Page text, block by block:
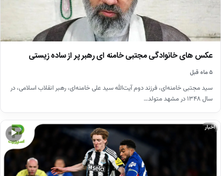
عکس های خانوادگی مجتبی خامنه ای رهبر پر از ساده زیستی
۵ ماه قبل
سید مجتبی خامنه‌ای، فرزند دوم آیت‌الله سید علی خامنه‌ای، رهبر انقلاب اسلامی، در
سال ۱۳۴۸ در مشهد متولد…
▶
اخبار